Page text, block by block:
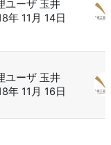
ユーザ 玉井
年 11月 14日
ユーザ 玉井
年 11月 16日